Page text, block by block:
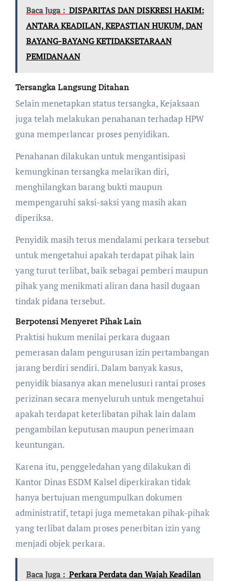
Baca Juga : DISPARITAS DAN DISKRESI HAKIM:
ANTARA KEADILAN, KEPASTIAN HUKUM, DAN
BAYANG-BAYANG KETIDAKSETARAAN
PEMIDANAAN
Tersangka Langsung Ditahan
Selain menetapkan status tersangka, Kejaksaan
juga telah melakukan penahanan terhadap HPW
guna memperlancar proses penyidikan.
Penahanan dilakukan untuk mengantisipasi
kemungkinan tersangka melarikan diri,
menghilangkan barang bukti maupun
mempengaruhi saksi-saksi yang masih akan
diperiksa.
Penyidik masih terus mendalami perkara tersebut
untuk mengetahui apakah terdapat pihak lain
yang turut terlibat, baik sebagai pemberi maupun
pihak yang menikmati aliran dana hasil dugaan
tindak pidana tersebut.
Berpotensi Menyeret Pihak Lain
Praktisi hukum menilai perkara dugaan
pemerasan dalam pengurusan izin pertambangan
jarang berdiri sendiri. Dalam banyak kasus,
penyidik biasanya akan menelusuri rantai proses
perizinan secara menyeluruh untuk mengetahui
apakah terdapat keterlibatan pihak lain dalam
pengambilan keputusan maupun penerimaan
keuntungan.
Karena itu, penggeledahan yang dilakukan di
Kantor Dinas ESDM Kalsel diperkirakan tidak
hanya bertujuan mengumpulkan dokumen
administratif, tetapi juga memetakan pihak-pihak
yang terlibat dalam proses penerbitan izin yang
menjadi objek perkara.
Baca Juga : Perkara Perdata dan Wajah Keadilan